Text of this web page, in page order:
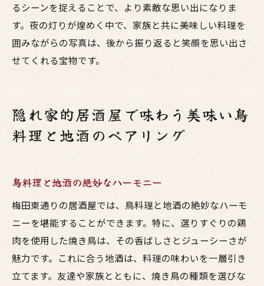
るシーンを捉えることで、より素敵な思い出になりま
す。夜の灯りが煌めく中で、家族と共に美味しい料理を
囲みながらの写真は、後から振り返ると笑顔を思い出さ
せてくれる宝物です。
隠れ家的居酒屋で味わう美味い鳥
料理と地酒のペアリング
鳥料理と地酒の絶妙なハーモニー
梅田東通りの居酒屋では、鳥料理と地酒の絶妙なハーモ
ニーを堪能することができます。特に、選りすぐりの鶏
肉を使用した焼き鳥は、その香ばしさとジューシーさが
魅力です。これに合う地酒は、料理の味わいを一層引き
立てます。友達や家族とともに、焼き鳥の種類を選びな